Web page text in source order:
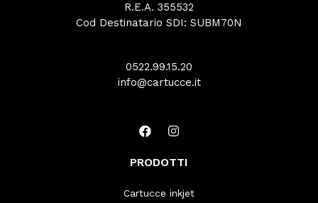
R.E.A. 355532
Cod Destinatario SDI: SUBM70N
0522.99.15.20
info@cartucce.it
PRODOTTI
Cartucce inkjet